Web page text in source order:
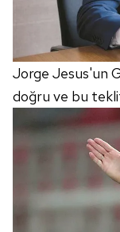
Jorge Jesus'un
doğru ve bu